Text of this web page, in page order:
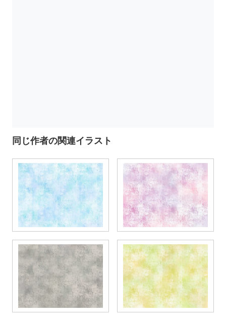
同じ作者の関連イラスト